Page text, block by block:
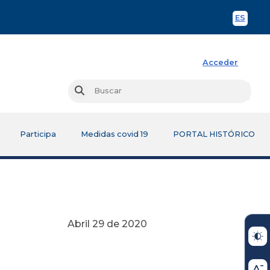
ES
Acceder
Buscar
Participa Medidas covid 19 PORTAL HISTÓRICO